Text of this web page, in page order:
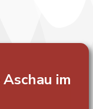
Aschau im